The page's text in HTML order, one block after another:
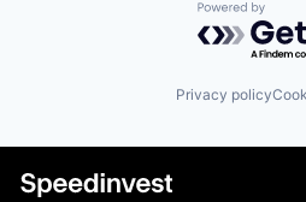
Powered
Privacy policy